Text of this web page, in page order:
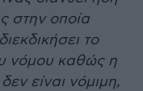
στην οποία
το
νόμου καθώς η
είναι νόμιμη,